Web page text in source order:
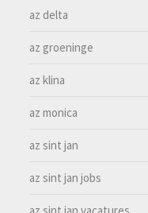
az delta
az groeninge
az klina
az monica
az sint jan
az sint jan jobs
az sint jan vacatures